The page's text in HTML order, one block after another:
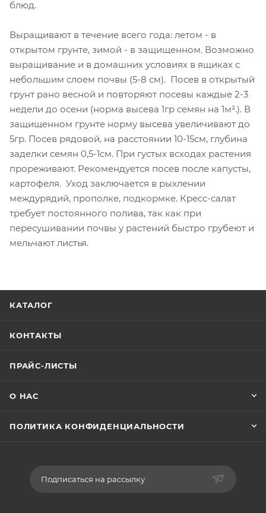
блюд.
Выращивают в течение всего года: летом - в
открытом грунте, зимой - в защищенном. Возможно
выращивание и в домашних условиях в ящиках с
небольшим слоем почвы (5-8 см). Посев в открытый
грунт рано весной и повторяют посевы каждые 2-3
недели до осени (норма высева 1гр семян на 1м².). В
защищенном грунте норму высева увеличивают до
5гр. Посев рядовой, на расстоянии 10-15см, глубина
заделки семян 0,5-1см. При густых всходах растения
прореживают. Рекомендуется посев после капусты,
картофеля. Уход заключается в рыхлении
междурядий, прополке, подкормке. Кресс-салат
требует постоянного полива, так как при
пересушивании почвы у растений быстро грубеют и
мельчают листья.
КАТАЛОГ
КОНТАКТЫ
ПРАЙС-ЛИСТЫ
О НАС
ПОЛИТИКА КОНФИДЕНЦИАЛЬНОСТИ
Подписаться на рассылку